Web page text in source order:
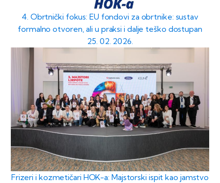
4. Obrtnički fokus: EU fondovi za obrtnike: sustav
formalno otvoren, ali u praksi i dalje teško dostupan
25. 02. 2026.
Frizeri i kozmetičari HOK-a: Majstorski ispit kao jamstvo